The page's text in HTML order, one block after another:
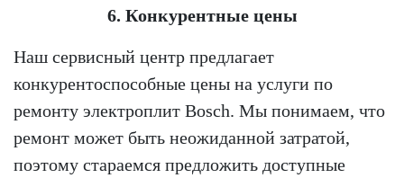
6. Конкурентные цены
Наш сервисный центр предлагает
конкурентоспособные цены на услуги по
ремонту электроплит Bosch. Мы понимаем, что
ремонт может быть неожиданной затратой,
поэтому стараемся предложить доступные